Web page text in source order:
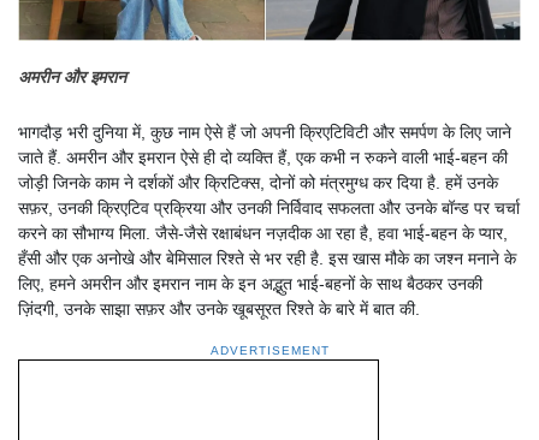
अमरीन और इमरान
भागदौड़ भरी दुनिया में, कुछ नाम ऐसे हैं जो अपनी क्रिएटिविटी और समर्पण के लिए जाने
जाते हैं. अमरीन और इमरान ऐसे ही दो व्यक्ति हैं, एक कभी न रुकने वाली भाई-बहन की
जोड़ी जिनके काम ने दर्शकों और क्रिटिक्स, दोनों को मंत्रमुग्ध कर दिया है. हमें उनके
सफ़र, उनकी क्रिएटिव प्रक्रिया और उनकी निर्विवाद सफलता और उनके बॉन्ड पर चर्चा
करने का सौभाग्य मिला. जैसे-जैसे रक्षाबंधन नज़दीक आ रहा है, हवा भाई-बहन के प्यार,
हँसी और एक अनोखे और बेमिसाल रिश्ते से भर रही है. इस खास मौके का जश्न मनाने के
लिए, हमने अमरीन और इमरान नाम के इन अद्भुत भाई-बहनों के साथ बैठकर उनकी
ज़िंदगी, उनके साझा सफ़र और उनके खूबसूरत रिश्ते के बारे में बात की.
ADVERTISEMENT